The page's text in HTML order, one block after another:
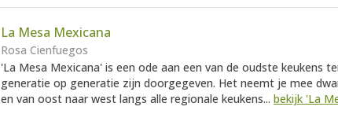
La Mesa Mexicana
Rosa Cienfuegos
'La Mesa Mexicana' is een ode aan een van de oudste keukens
generatie op generatie zijn doorgegeven. Het neemt je mee
en van oost naar west langs alle regionale keukens... bekijk 'La